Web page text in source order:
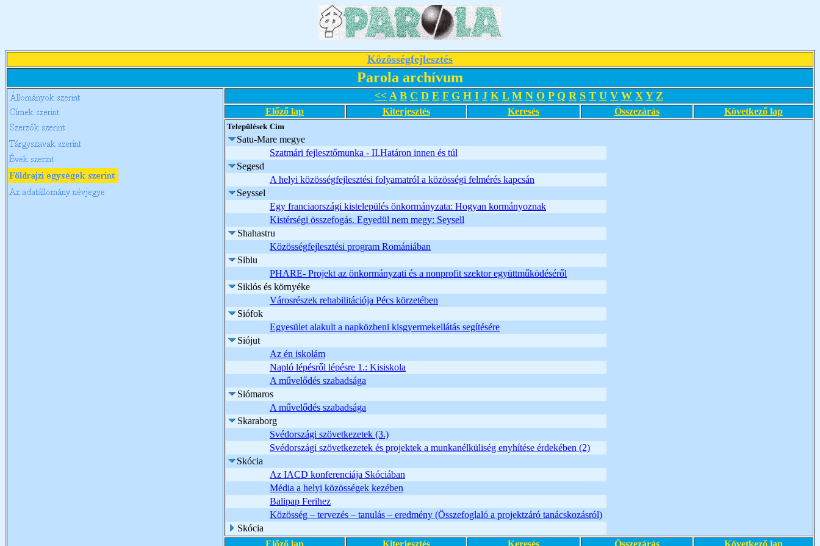
Közösségfejlesztés
Parola archívum
<< A B C D E F G H I J K L M N O P Q R S T U V W X Y Z
Előző lap Kiterjesztés Keresés Összezárás Következő lap
Települések Cím
Satu-Mare megye
Szatmári fejlesztőmunka - II.Határon innen és túl
Segesd
A helyi közösségfejlesztési folyamatról a közösségi felmérés kapcsán
Seyssel
Egy franciaországi kistelepülés önkormányzata: Hogyan kormányoznak
Kistérségi összefogás. Egyedül nem megy: Seysell
Shahastru
Közösségfejlesztési program Romániában
Sibiu
PHARE- Projekt az önkormányzati és a nonprofit szektor együttműködéséről
Siklós és környéke
Városrészek rehabilitációja Pécs körzetében
Siófok
Egyesület alakult a napközbeni kisgyermekellátás segítésére
Siójut
Az én iskolám
Napló lépésről lépésre 1.: Kisiskola
A művelődés szabadsága
Siómaros
A művelődés szabadsága
Skaraborg
Svédországi szövetkezetek (3.)
Svédországi szövetkezetek és projektek a munkanélküliség enyhítése érdekében (2)
Skócia
Az IACD konferenciája Skóciában
Média a helyi közösségek kezében
Balipap Ferihez
Közösség – tervezés – tanulás – eredmény (Összefoglaló a projektzáró tanácskozásról)
Skócia
Előző lap
Kiterjesztés Keresés Összezárás Következő lap